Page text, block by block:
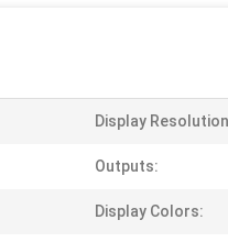
Display
Outputs:
Display Colors: